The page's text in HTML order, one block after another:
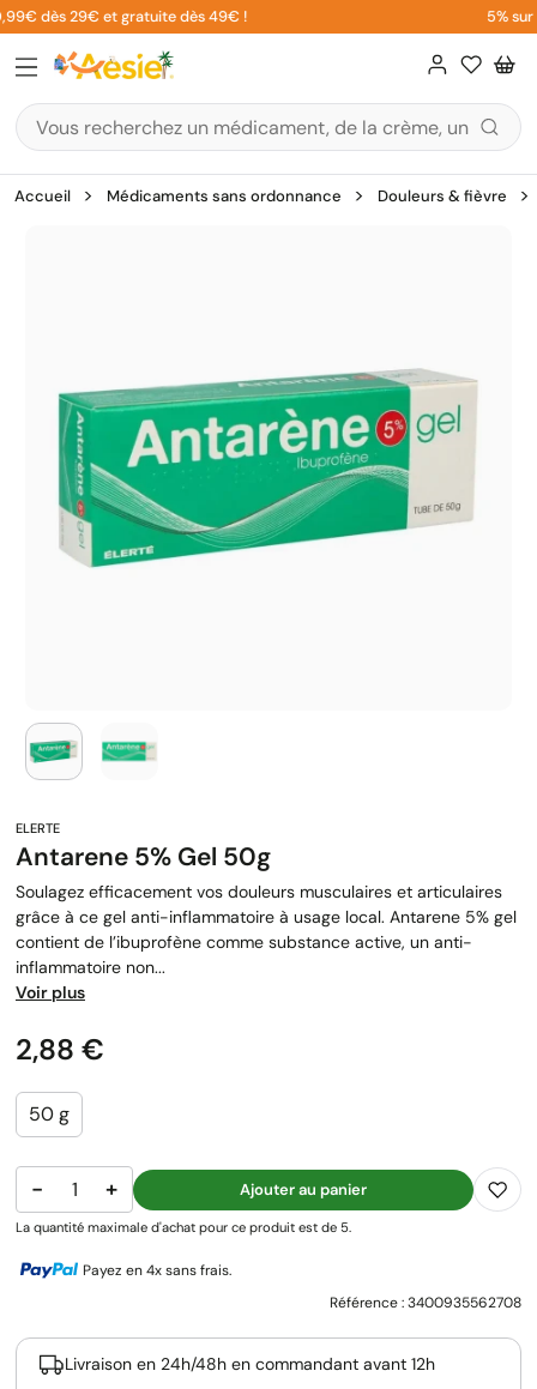
Aller
au
contenu
dès 29€ et gratuite dès 49€ ! 5% sur
Accueil Médicaments sans ordonnance Douleurs & fièvre
Antarene 5% Gel 50g
Soulagez efficacement vos douleurs musculaires et articulaires
grâce à ce gel anti-inflammatoire à usage local. Antarene 5% gel
contient de l’ibuprofène comme substance active, un anti-
inflammatoire non...
Voir plus
Prix
2,88 €
50 g
− + Ajouter au panier
La quantité maximale d'achat pour ce produit est de 5.
Payez en 4x sans frais.
Référence :3400935562708
Livraison en 24h/48h en commandant avant 12h